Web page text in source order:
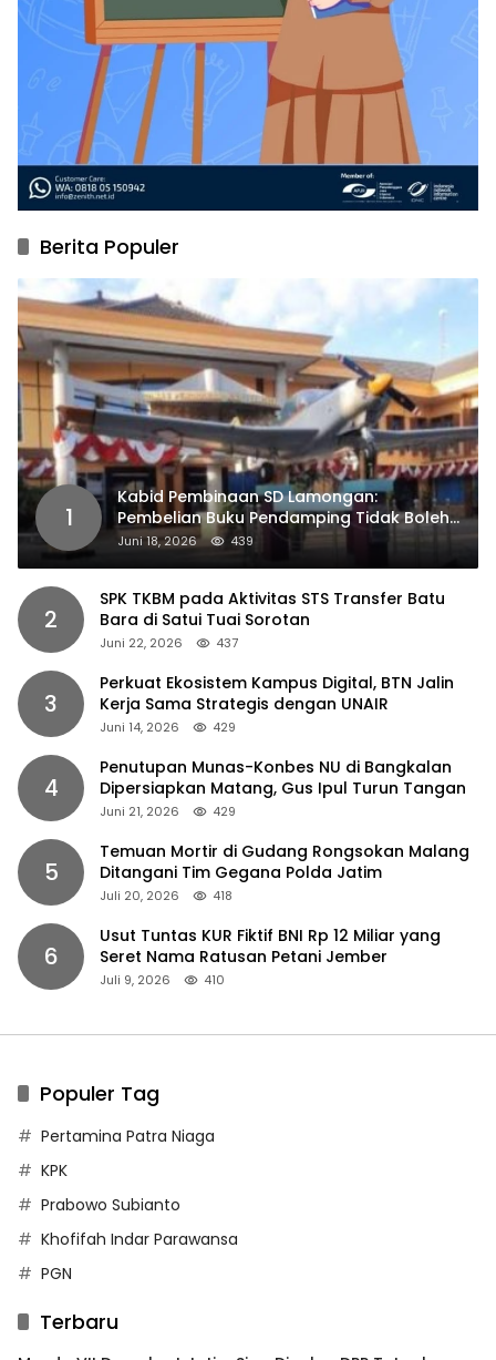
Berita Populer
1
Kabid Pembinaan SD Lamongan:
Pembelian Buku Pendamping Tidak Boleh
Dipaksakan
Juni 18, 2026 439
2
SPK TKBM pada Aktivitas STS Transfer Batu
Bara di Satui Tuai Sorotan
Juni 22, 2026 437
3
Perkuat Ekosistem Kampus Digital, BTN Jalin
Kerja Sama Strategis dengan UNAIR
Juni 14, 2026 429
4
Penutupan Munas-Konbes NU di Bangkalan
Dipersiapkan Matang, Gus Ipul Turun Tangan
Juni 21, 2026 429
5
Temuan Mortir di Gudang Rongsokan Malang
Ditangani Tim Gegana Polda Jatim
Juli 20, 2026 418
6
Usut Tuntas KUR Fiktif BNI Rp 12 Miliar yang
Seret Nama Ratusan Petani Jember
Juli 9, 2026 410
Populer Tag
Pertamina Patra Niaga
KPK
Prabowo Subianto
Khofifah Indar Parawansa
PGN
Terbaru